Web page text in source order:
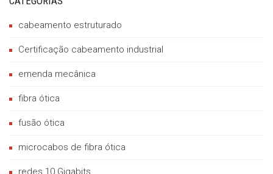
cabeamento estruturado
Certificação cabeamento industrial
emenda mecânica
fibra ótica
fusão ótica
microcabos de fibra ótica
redes 10 Gigabits